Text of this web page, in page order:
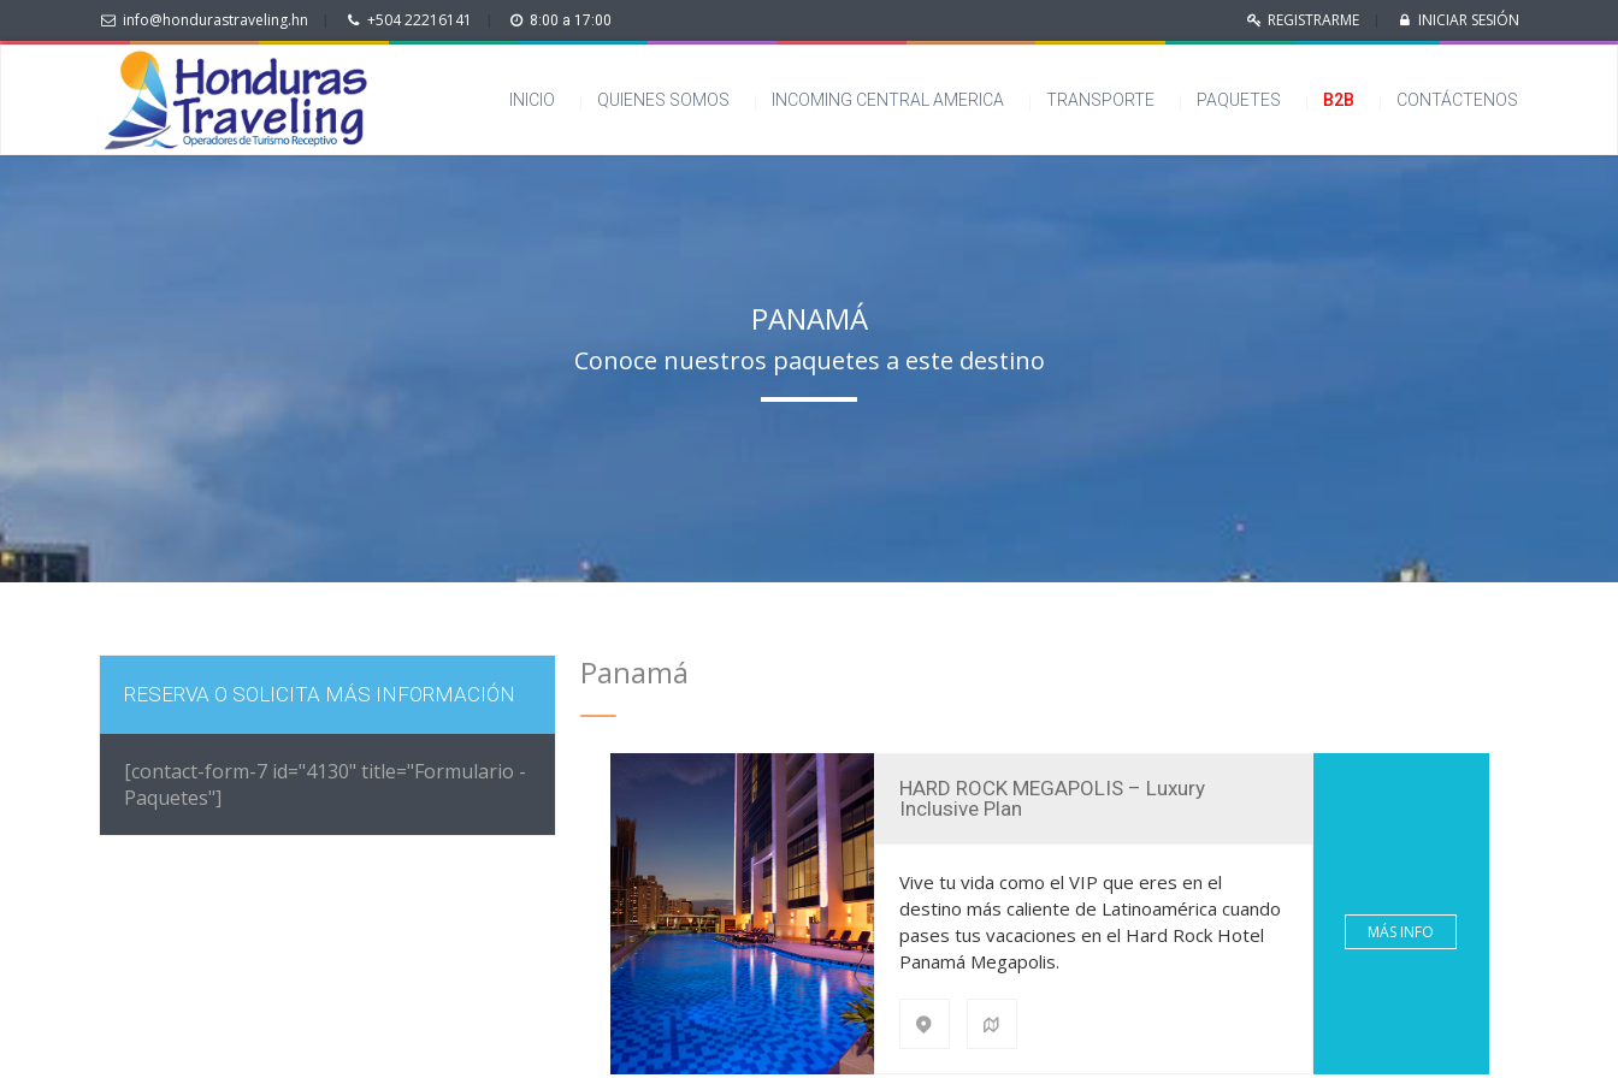
info@hondurastraveling.hn +504 22216141 8:00 a 17:00 REGISTRARME INICIAR SESIÓN
INICIO QUIENES SOMOS INCOMING CENTRAL AMERICA TRANSPORTE PAQUETES B2B CONTÁCTENOS
PANAMÁ
Conoce nuestros paquetes a este destino
RESERVA O SOLICITA MÁS INFORMACIÓN
[contact-form-7 id="4130" title="Formulario -
Paquetes"]
Panamá
HARD ROCK MEGAPOLIS – Luxury
Inclusive Plan
Vive tu vida como el VIP que eres en el
destino más caliente de Latinoamérica cuando
pases tus vacaciones en el Hard Rock Hotel
Panamá Megapolis.
MÁS INFO